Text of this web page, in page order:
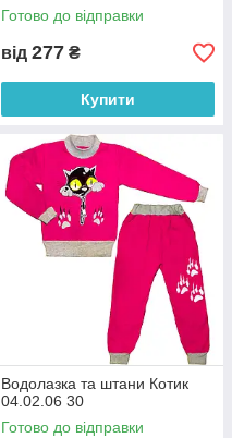
Готово до відправки
від 277 ₴
Купити
Водолазка та штани Котик
04.02.06 30
Готово до відправки